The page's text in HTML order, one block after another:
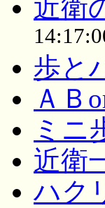
近衛
歩と
ＡＢ
ミニ
近衛
ハク